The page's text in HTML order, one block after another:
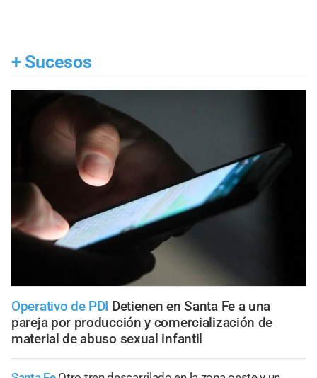
+ Sucesos
Operativo de PDI Detienen en Santa Fe a una
pareja por producción y comercialización de
material de abuso sexual infantil